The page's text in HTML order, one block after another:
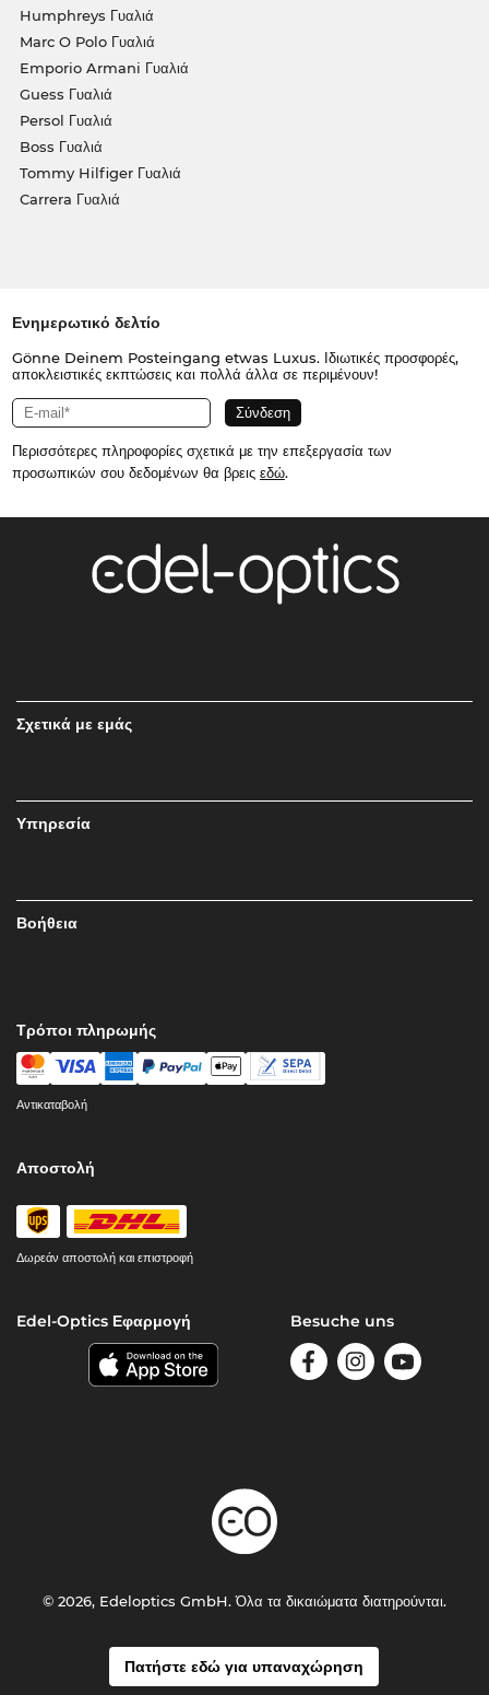
Humphreys Γυαλιά
Marc O Polo Γυαλιά
Emporio Armani Γυαλιά
Guess Γυαλιά
Persol Γυαλιά
Boss Γυαλιά
Tommy Hilfiger Γυαλιά
Carrera Γυαλιά
Ενημερωτικό δελτίο
Gönne Deinem Posteingang etwas Luxus. Ιδιωτικές προσφορές,
αποκλειστικές εκπτώσεις και πολλά άλλα σε περιμένουν!
Περισσότερες πληροφορίες σχετικά με την επεξεργασία των
προσωπικών σου δεδομένων θα βρεις εδώ.
Σχετικά με εμάς
Υπηρεσία
Βοήθεια
Τρόποι πληρωμής
Αντικαταβολή
Αποστολή
Δωρεάν αποστολή και επιστροφή
Edel-Optics Εφαρμογή Besuche uns
Πατήστε εδώ για υπαναχώρηση
© 2026, Edeloptics GmbH. Όλα τα δικαιώματα διατηρούνται.